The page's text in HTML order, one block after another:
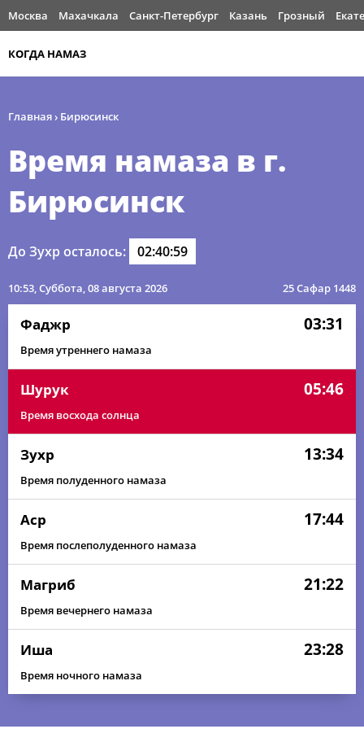
Москва Махачкала Санкт-Петербург Казань Грозный
КОГДА НАМАЗ
Главная› Бирюсинск
Время намаза в г.
Бирюсинск
До Зухр осталось: 02:40:59
10:53, Суббота, 08 августа 2026 25 Сафар 1448
Фаджр 03:31
Время утреннего намаза
Шурук 05:46
Время восхода солнца
Зухр 13:34
Время полуденного намаза
Аср 17:44
Время послеполуденного намаза
Магриб 21:22
Время вечернего намаза
Иша 23:28
Время ночного намаза